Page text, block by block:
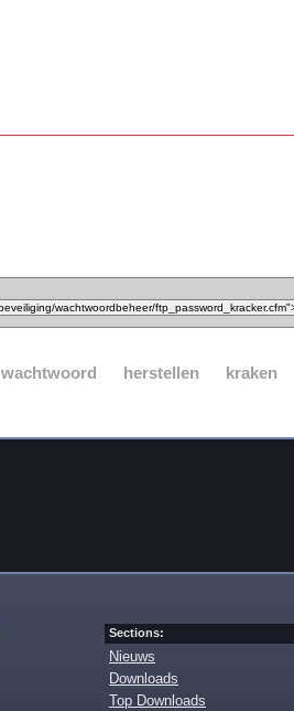
wachtwoord herstellen kraken
Sections:
Nieuws
Downloads
Top Downloads